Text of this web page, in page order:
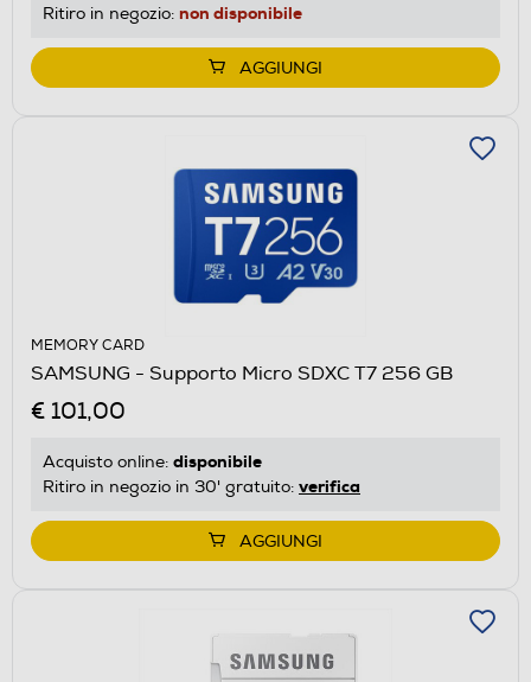
Ritiro in negozio: non disponibile
AGGIUNGI
MEMORY CARD
SAMSUNG - Supporto Micro SDXC T7 256 GB
€ 101,00
Acquisto online: disponibile
Ritiro in negozio in 30' gratuito: verifica
AGGIUNGI